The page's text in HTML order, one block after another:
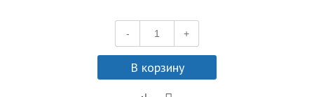
- +
В корзину